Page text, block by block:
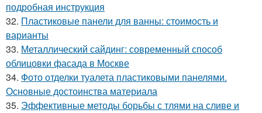
подробная инструкция
32. Пластиковые панели для ванны: стоимость и
варианты
33. Металлический сайдинг: современный способ
облицовки фасада в Москве
34. Фото отделки туалета пластиковыми панелями.
Основные достоинства материала
35. Эффективные методы борьбы с тлями на сливе и